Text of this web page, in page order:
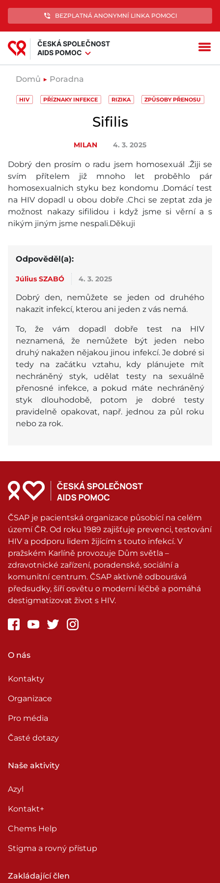
phone_in_talk BEZPLATNÁ ANONYMNÍ LINKA POMOCI
ČESKÁ SPOLEČNOST
AIDS POMOC expand_more menu
Domů ▶ Poradna
HIV PŘÍZNAKY INFEKCE RIZIKA ZPŮSOBY PŘENOSU
Sifilis
MILAN 4. 3. 2025
Dobrý den prosím o radu jsem homosexuál .Žiji se
svím přítelem již mnoho let proběhlo pár
homosexualnich styku bez kondomu .Domácí test
na HIV dopadl u obou dobře .Chci se zeptat zda je
možnost nakazy sifilidou i když jsme si věrní a s
nikým jiným jsme nespali.Děkuji
Odpověděl(a):
Július SZABÓ 4. 3. 2025
Dobrý den, nemůžete se jeden od druhého
nakazit infekcí, kterou ani jeden z vás nemá.
To, že vám dopadl dobře test na HIV
neznamená, že nemůžete být jeden nebo
druhý nakažen nějakou jinou infekcí. Je dobré si
tedy na začátku vztahu, kdy plánujete mít
nechráněný styk, udělat testy na sexuálně
přenosné infekce, a pokud máte nechráněný
styk dlouhodobě, potom je dobré testy
pravidelně opakovat, např. jednou za půl roku
nebo za rok.
ČSAP je pacientská organizace působící na celém
území ČR. Od roku 1989 zajišťuje prevenci, testování
HIV a podporu lidem žijícím s touto infekcí. V
pražském Karlíně provozuje Dům světla –
zdravotnické zařízení, poradenské, sociální a
komunitní centrum. ČSAP aktivně odbourává
předsudky, šíří osvětu o moderní léčbě a pomáhá
destigmatizovat život s HIV.
O nás
Kontakty
Organizace
Pro média
Časté dotazy
Naše aktivity
Azyl
Kontakt+
Chems Help
Stigma a rovný přístup
Zakládající člen